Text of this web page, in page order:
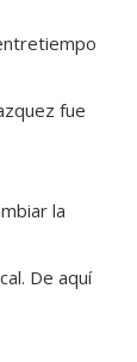
fue
la
De aquí